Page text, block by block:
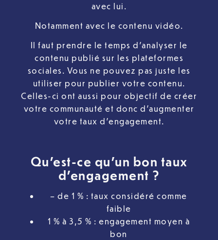
avec lui.
Notamment avec le contenu vidéo.
Il faut prendre le temps d’analyser le
contenu publié sur les plateformes
sociales. Vous ne pouvez pas juste les
utiliser pour publier votre contenu.
Celles-ci ont aussi pour objectif de créer
votre communauté et donc d’augmenter
votre taux d’engagement.
Qu’est-ce qu’un bon taux
d’engagement ?
– de 1 % : taux considéré comme
faible
1 % à 3,5 % : engagement moyen à
bon